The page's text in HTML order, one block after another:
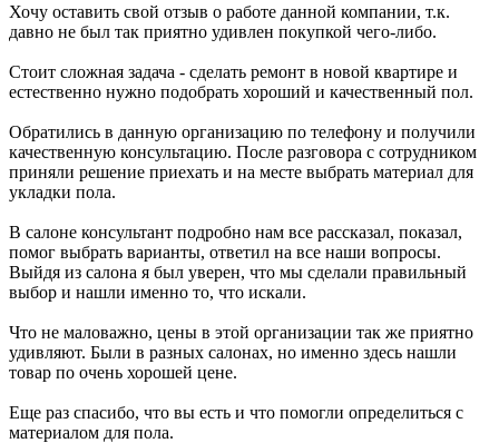
Хочу оставить свой отзыв о работе данной компании, т.к.
давно не был так приятно удивлен покупкой чего-либо.
Стоит сложная задача - сделать ремонт в новой квартире и
естественно нужно подобрать хороший и качественный пол.
Обратились в данную организацию по телефону и получили
качественную консультацию. После разговора с сотрудником
приняли решение приехать и на месте выбрать материал для
укладки пола.
В салоне консультант подробно нам все рассказал, показал,
помог выбрать варианты, ответил на все наши вопросы.
Выйдя из салона я был уверен, что мы сделали правильный
выбор и нашли именно то, что искали.
Что не маловажно, цены в этой организации так же приятно
удивляют. Были в разных салонах, но именно здесь нашли
товар по очень хорошей цене.
Еще раз спасибо, что вы есть и что помогли определиться с
материалом для пола.